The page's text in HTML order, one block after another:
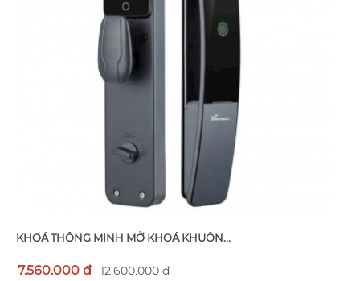
KHOÁ THÔNG MINH MỞ KHOÁ KHUÔN...
7.560.000 đ 12.600.000 đ